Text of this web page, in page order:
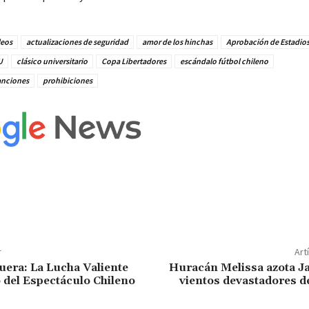
actualizaciones de seguridad amor de los hinchas
Aprobación de Estadios
clásico universitario Copa Libertadores
escándalo fútbol chileno
prohibiciones
La Lucha Valiente
Espectáculo Chileno
Huracán Melissa azota
vientos devastadores